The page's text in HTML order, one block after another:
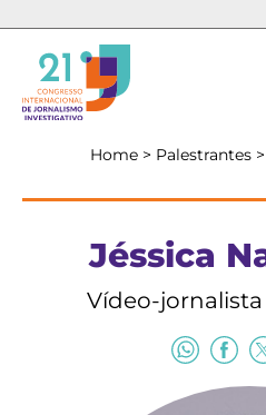
Home > Palestrantes >
Jéssica
Vídeo-